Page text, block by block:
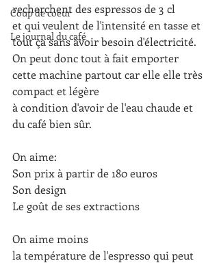
Coup de coeur
Le journal du café
recherchent des espressos de 3 cl
et qui veulent de l'intensité en tasse et
tout ça sans avoir besoin d'électricité.
On peut donc tout à fait emporter
cette machine partout car elle elle très
compact et légère
à condition d'avoir de l'eau chaude et
du café bien sûr.
On aime:
Son prix à partir de 180 euros
Son design
Le goût de ses extractions
On aime moins
la température de l'espresso qui peut